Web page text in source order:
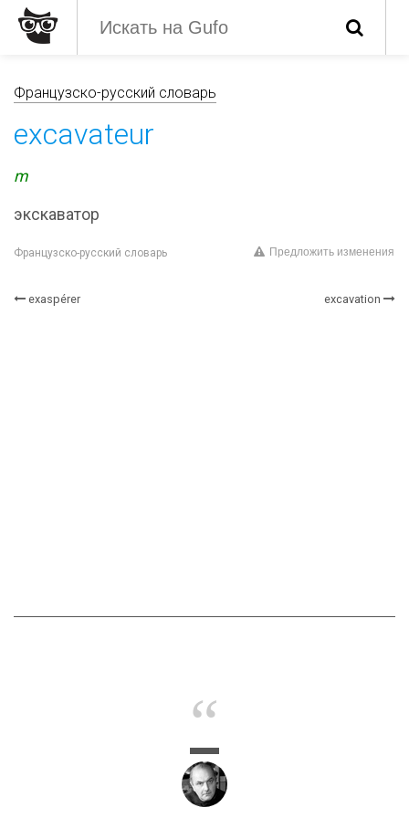
Французско-русский словарь
excavateur
m
экскаватор
Французско-русский словарь Предложить изменения
exaspérer excavation